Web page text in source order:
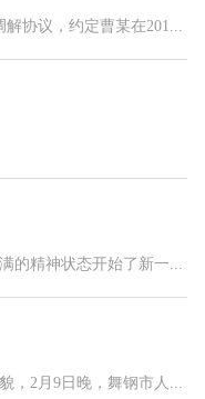
协议，约定曹某在201...
的精神状态开始了新一...
，2月9日晚，舞钢市人...